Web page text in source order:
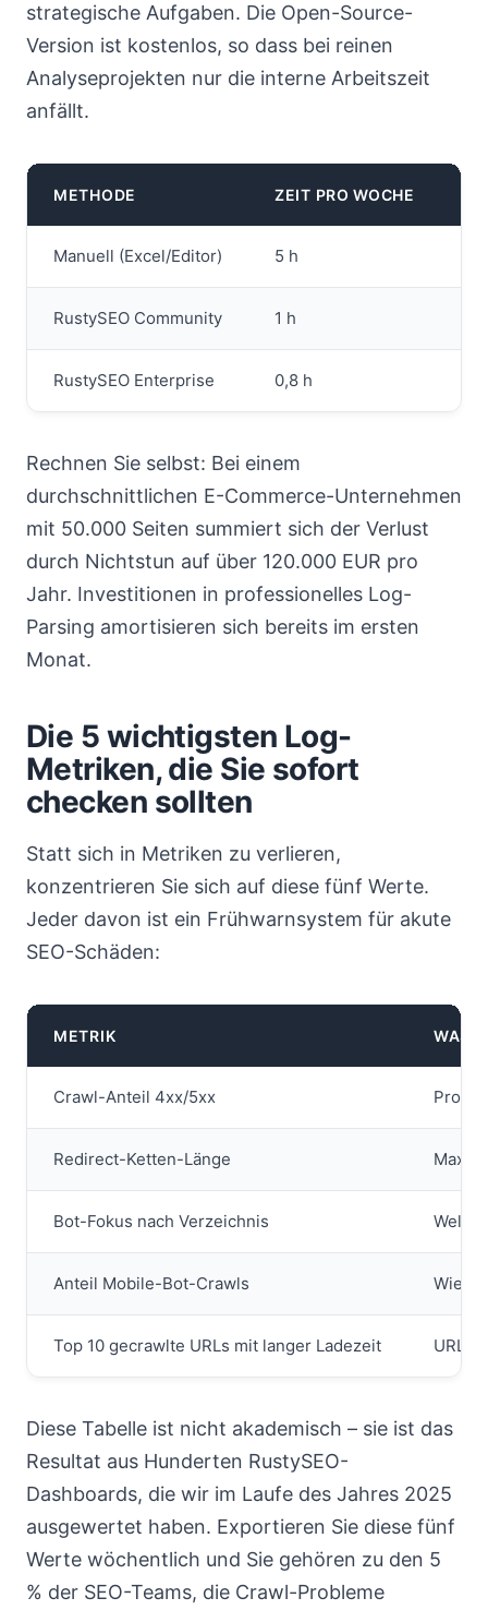
strategische Aufgaben. Die Open-Source-
Version ist kostenlos, so dass bei reinen
Analyseprojekten nur die interne Arbeitszeit
anfällt.
METHODE ZEIT PRO WOCHE
Manuell (Excel/Editor) 5 h
RustySEO Community 1 h
RustySEO Enterprise 0,8 h
Rechnen Sie selbst: Bei einem
durchschnittlichen E-Commerce-Unternehmen
mit 50.000 Seiten summiert sich der Verlust
durch Nichtstun auf über 120.000 EUR pro
Jahr. Investitionen in professionelles Log-
Parsing amortisieren sich bereits im ersten
Monat.
Die 5 wichtigsten Log-
Metriken, die Sie sofort
checken sollten
Statt sich in Metriken zu verlieren,
konzentrieren Sie sich auf diese fünf Werte.
Jeder davon ist ein Frühwarnsystem für akute
SEO-Schäden:
METRIK WAS
Crawl-Anteil 4xx/5xx
Redirect-Ketten-Länge
Bot-Fokus nach Verzeichnis
Anteil Mobile-Bot-Crawls Wie
Top 10 gecrawlte URLs mit langer Ladezeit URLs
Diese Tabelle ist nicht akademisch – sie ist das
Resultat aus Hunderten RustySEO-
Dashboards, die wir im Laufe des Jahres 2025
ausgewertet haben. Exportieren Sie diese fünf
Werte wöchentlich und Sie gehören zu den 5
% der SEO-Teams, die Crawl-Probleme